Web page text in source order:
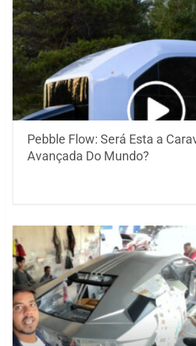
Pebble Flow: Será Esta a
Avançada Do Mundo?